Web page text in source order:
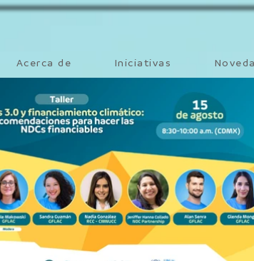
Acerca de Iniciativas